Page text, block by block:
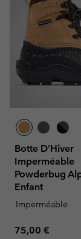
Botte D’Hiver
Imperméable
Powderbug
Enfant
Imperméable
Regular price:
75,00 €